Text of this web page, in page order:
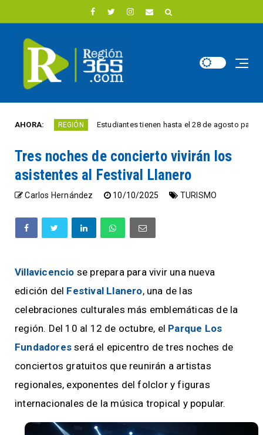
AHORA:
Estudiantes tienen hasta el 28 de agosto para competir por 10.000
Tres noches de concierto vivirán los
asistentes al Festival Llanero
Carlos Hernández 10/10/2025 TURISMO
Villavicencio se prepara para vivir una nueva
edición del Festival Llanero, una de las
celebraciones culturales más emblemáticas de la
región. Del 10 al 12 de octubre, el Parque Los
Fundadores será el epicentro de tres noches de
conciertos gratuitos que reunirán a artistas
regionales, exponentes del folclor y figuras
internacionales de la música tropical y popular.